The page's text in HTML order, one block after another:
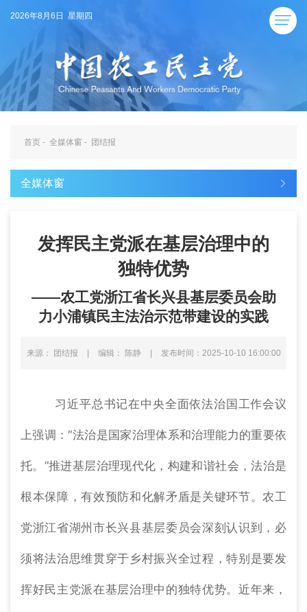
2026年8月6日 星期四
首页 - 全媒体窗 - 团结报
全媒体窗
发挥民主党派在基层治理中的
独特优势
——农工党浙江省长兴县基层委员会助
力小浦镇民主法治示范带建设的实践
来源： 团结报 | 编辑： 陈静 | 发布时间：2025-10-10 16:00:00
习近平总书记在中央全面依法治国工作会议
上强调：“法治是国家治理体系和治理能力的重要依
托。”推进基层治理现代化，构建和谐社会，法治是
根本保障，有效预防和化解矛盾是关键环节。农工
党浙江省湖州市长兴县基层委员会深刻认识到，必
须将法治思维贯穿于乡村振兴全过程，特别是要发
挥好民主党派在基层治理中的独特优势。近年来，